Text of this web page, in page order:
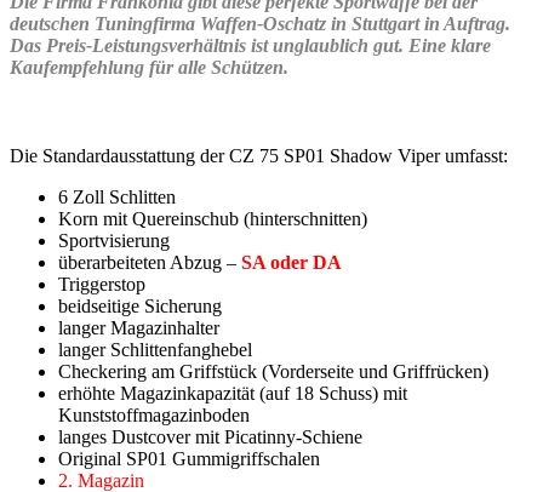
deutschen Tuningfirma Waffen-Oschatz in Stuttgart in Auftrag.
Das Preis-Leistungsverhältnis ist unglaublich gut. Eine klare
Kaufempfehlung für alle Schützen.
Die Standardausstattung der CZ 75 SP01 Shadow Viper umfasst:
6 Zoll Schlitten
Korn mit Quereinschub (hinterschnitten)
Sportvisierung
überarbeiteten Abzug – SA oder DA
Triggerstop
beidseitige Sicherung
langer Magazinhalter
langer Schlittenfanghebel
Checkering am Griffstück (Vorderseite und Griffrücken)
erhöhte Magazinkapazität (auf 18 Schuss) mit
Kunststoffmagazinboden
langes Dustcover mit Picatinny-Schiene
Original SP01 Gummigriffschalen
2. Magazin